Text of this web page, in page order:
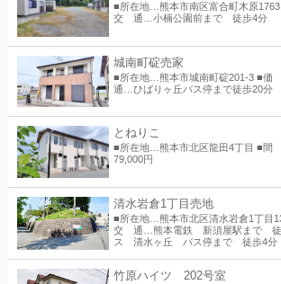
■所在地…熊本市南区富合町木原
交 通…小楠公園前まで 徒歩4分
城南町碇売家
■所在地…熊本市城南町碇201-3 ■
通…ひばりヶ丘バス停まで徒歩20分
とねりこ
■所在地…熊本市北区龍田4丁目 ■
79,000円
清水岩倉1丁目売地
■所在地…熊本市北区清水岩倉1丁
交 通…熊本電鉄 新須屋駅まで
ス 清水ヶ丘 バス停まで 徒歩4分
竹原ハイツ 202号室